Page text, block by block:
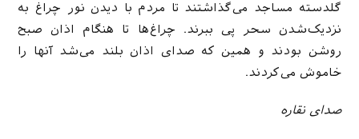
گلدسته مساجد می‌گذاشتند تا مردم با دیدن نور چراغ به
نزدیک‌شدن سحر پی ببرند. چراغ‌ها تا هنگام اذان صبح
روشن بودند و همین که صدای اذان بلند می‌شد آنها را
خاموش می‌کردند.
صدای نقاره